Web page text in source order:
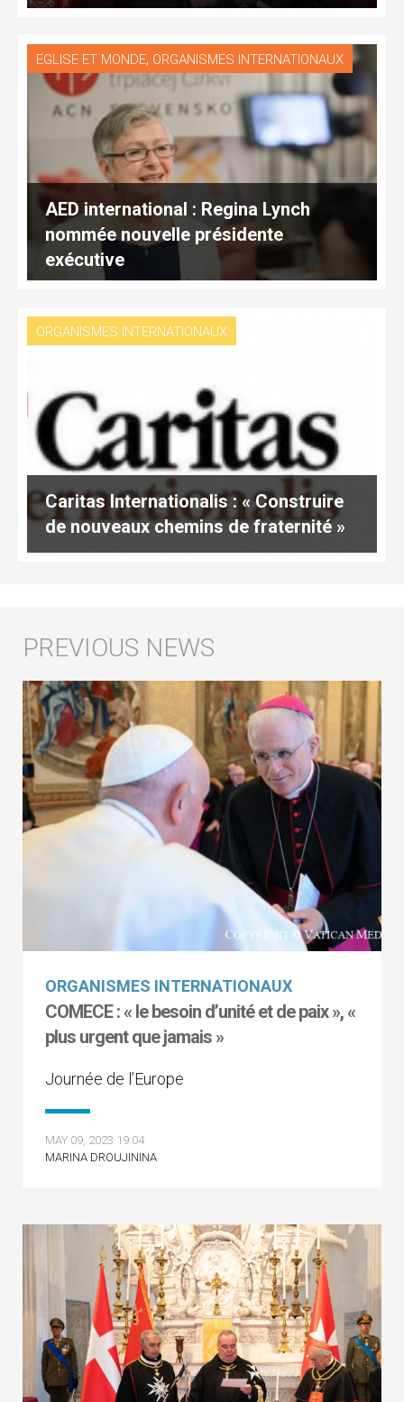
EGLISE ET MONDE, ORGANISMES INTERNATIONAUX
AED international : Regina Lynch
nommée nouvelle présidente
exécutive
ORGANISMES INTERNATIONAUX
Caritas Internationalis : « Construire
de nouveaux chemins de fraternité »
ORGANISMES INTERNATIONAUX
COMECE : « le besoin d’unité et de paix », «
plus urgent que jamais »
Journée de l’Europe
MAY 09, 2023 19:04
MARINA DROUJININA